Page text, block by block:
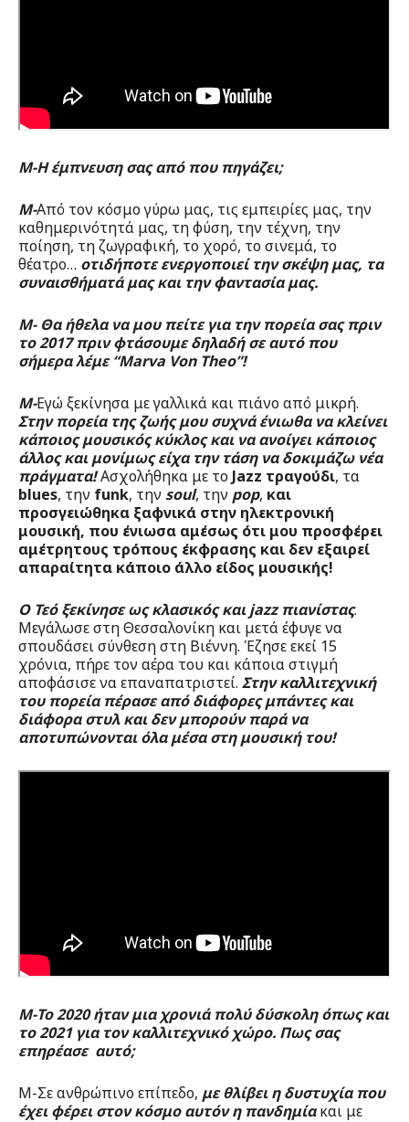
Μ-Η έμπνευση σας από που πηγάζει;
Μ-Από τον κόσμο γύρω μας, τις εμπειρίες μας, την
καθημερινότητά μας, τη φύση, την τέχνη, την
ποίηση, τη ζωγραφική, το χορό, το σινεμά, το
θέατρο… οτιδήποτε ενεργοποιεί την σκέψη μας, τα
συναισθήματά μας και την φαντασία μας.
Μ- Θα ήθελα να μου πείτε για την πορεία σας πριν
το 2017 πριν φτάσουμε δηλαδή σε αυτό που
σήμερα λέμε “Marva Von Theo”!
Μ-Εγώ ξεκίνησα με γαλλικά και πιάνο από μικρή.
Στην πορεία της ζωής μου συχνά ένιωθα να κλείνει
κάποιος μουσικός κύκλος και να ανοίγει κάποιος
άλλος και μονίμως είχα την τάση να δοκιμάζω νέα
πράγματα!Ασχολήθηκα με το Jazz τραγούδι, τα
blues, την funk, την soul, την pop, και
προσγειώθηκα ξαφνικά στην ηλεκτρονική
μουσική, που ένιωσα αμέσως ότι μου προσφέρει
αμέτρητους τρόπους έκφρασης και δεν εξαιρεί
απαραίτητα κάποιο άλλο είδος μουσικής!
Ο Τεό ξεκίνησε ως κλασικός και jazz πιανίστας.
Μεγάλωσε στη Θεσσαλονίκη και μετά έφυγε να
σπουδάσει σύνθεση στη Βιέννη. Έζησε εκεί 15
χρόνια, πήρε τον αέρα του και κάποια στιγμή
αποφάσισε να επαναπατριστεί. Στην καλλιτεχνική
του πορεία πέρασε από διάφορες μπάντες και
διάφορα στυλ και δεν μπορούν παρά να
αποτυπώνονται όλα μέσα στη μουσική του!
Μ-Το 2020 ήταν μια χρονιά πολύ δύσκολη όπως και
το 2021 για τον καλλιτεχνικό χώρο. Πως σας
επηρέασε αυτό;
Μ-Σε ανθρώπινο επίπεδο, με θλίβει η δυστυχία που
έχει φέρει στον κόσμο αυτόν η πανδημίακαι με